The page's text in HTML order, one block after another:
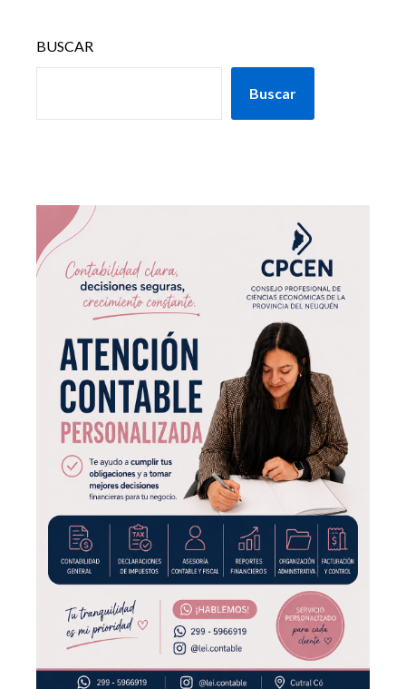
BUSCAR
Buscar